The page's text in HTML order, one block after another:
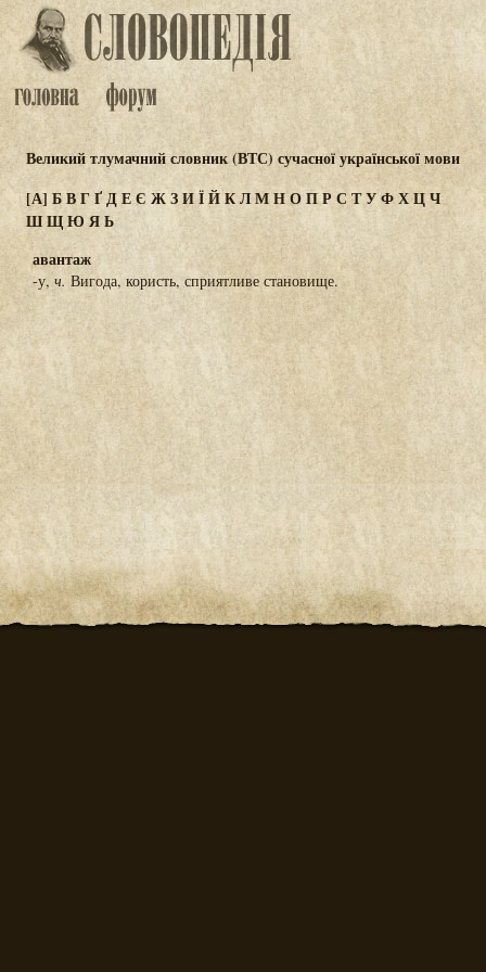
Великий тлумачний словник (ВТС) сучасної української мови
[А] БВГҐДЕЄ ЖЗИЇЙКЛМНОПР СТУФХЦЧ
ШЩЮЯЬ
авантаж
-у, ч. Вигода, користь, сприятливе становище.